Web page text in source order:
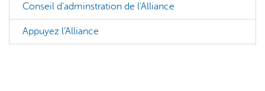
Conseil d'adminstration de l'Alliance
Appuyez l’Alliance